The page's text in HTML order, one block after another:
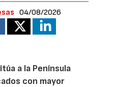
04/08/2026
a la Península
con mayor